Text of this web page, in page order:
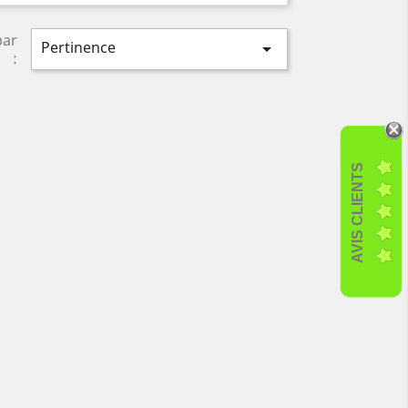
:
Pertinence 
AVIS CLIENTS